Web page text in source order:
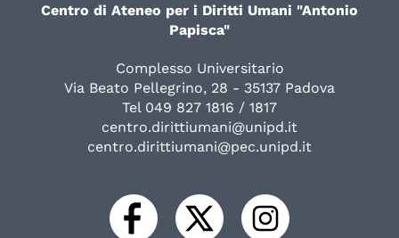
Centro di Ateneo per i Diritti Umani "Antonio
Papisca"
Complesso Universitario
Via Beato Pellegrino, 28 - 35137 Padova
Tel 049 827 1816 / 1817
centro.dirittiumani@unipd.it
centro.dirittiumani@pec.unipd.it